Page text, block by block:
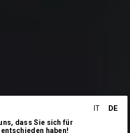
IT DE
dass Sie sich für
entschieden haben!